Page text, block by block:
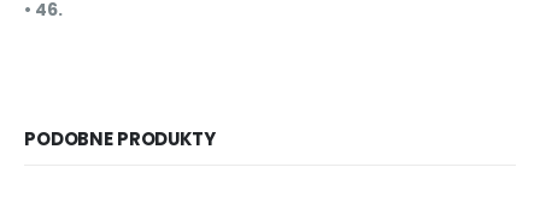
• 46.
PODOBNE PRODUKTY